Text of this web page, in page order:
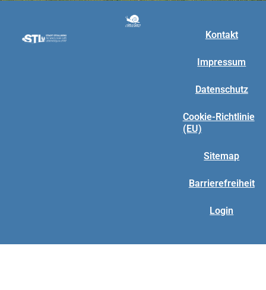
Kontakt
Impressum
Datenschutz
Cookie-Richtlinie
(EU)
Sitemap
Barrierefreiheit
Login